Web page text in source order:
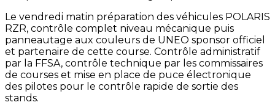
Le vendredi matin préparation des véhicules POLARIS
RZR, contrôle complet niveau mécanique puis
panneautage aux couleurs de UNEO sponsor officiel
et partenaire de cette course. Contrôle administratif
par la FFSA, contrôle technique par les commissaires
de courses et mise en place de puce électronique
des pilotes pour le contrôle rapide de sortie des
stands.